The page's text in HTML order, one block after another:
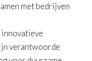
met bedrijven
verantwoorde